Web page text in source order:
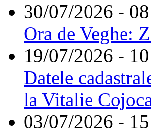
30/07/2026 -
Ora de Veghe:
19/07/2026 -
Datele
la Vitalie
03/07/2026 -